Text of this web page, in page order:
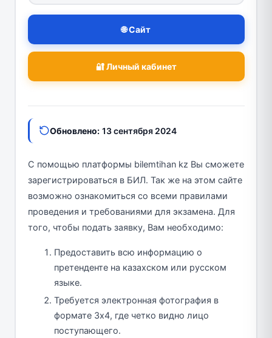
🌐 Сайт
🔐 Личный кабинет
Обновлено: 13 сентября 2024
С помощью платформы bilemtihan kz Вы сможете
зарегистрироваться в БИЛ. Так же на этом сайте
возможно ознакомиться со всеми правилами
проведения и требованиями для экзамена. Для
того, чтобы подать заявку, Вам необходимо:
Предоставить всю информацию о
претенденте на казахском или русском
языке.
Требуется электронная фотография в
формате 3х4, где четко видно лицо
поступающего.